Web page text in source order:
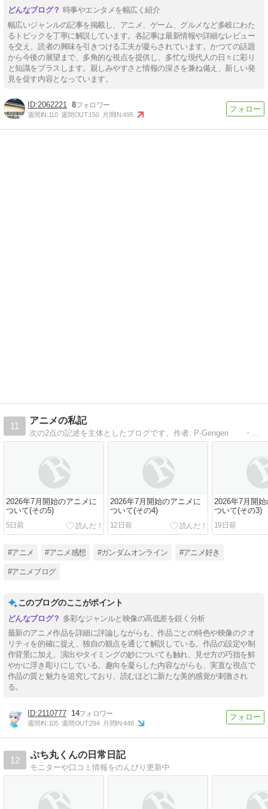
時事やエンタメを幅広く紹介
幅広いジャンルの記事を掲載し、アニメ、ゲーム、グルメなど多岐にわた
るトピックを丁寧に解説しています。各記事は最新情報や詳細なレビュー
を交え、読者の興味を引きつける工夫が凝らされています。かつての話題
から今後の展望まで、多角的な視点を提供し、多忙な現代人の日々に彩り
と知識をプラスします。親しみやすさと情報の深さを兼ね備え、新しい発
見を促す内容となっています。
2062221 8
週間IN:110 週間OUT:150 月間IN:495
11
アニメの私記
次の2点の記述を主体としたブログです。作者: P-Gengen ・私が視聴したアニメの感想 ・バンダイナムコオンラインの「機動戦士ガンダムオンライン」に関する記述
2026年7月開始のアニメに
ついて(その5)
5日前
2026年7月開始のアニメに
ついて(その4)
12日前
2026年7月開
ついて(その3)
19日前
#アニメ #アニメ感想 #ガンダムオンライン #アニメ好き
#アニメブログ
このブログのここがポイント
多彩なジャンルと映像の高低差を鋭く分析
最新のアニメ作品を詳細に評論しながらも、作品ごとの特色や映像のクオ
リティを的確に捉え、独自の観点を通じて解説している。作品の設定や制
作背景に加え、演出やタイミングの妙についても触れ、見せ方の巧拙を鮮
やかに浮き彫りにしている。趣向を凝らした内容ながらも、実直な視点で
作品の質と魅力を追究しており、読むほどに新たな美的感覚が刺激され
る。
2110777 14
週間IN:105 週間OUT:294 月間IN:448
12
ぷち丸くんの日常日記
モニターや口コミ情報をのんびり更新中